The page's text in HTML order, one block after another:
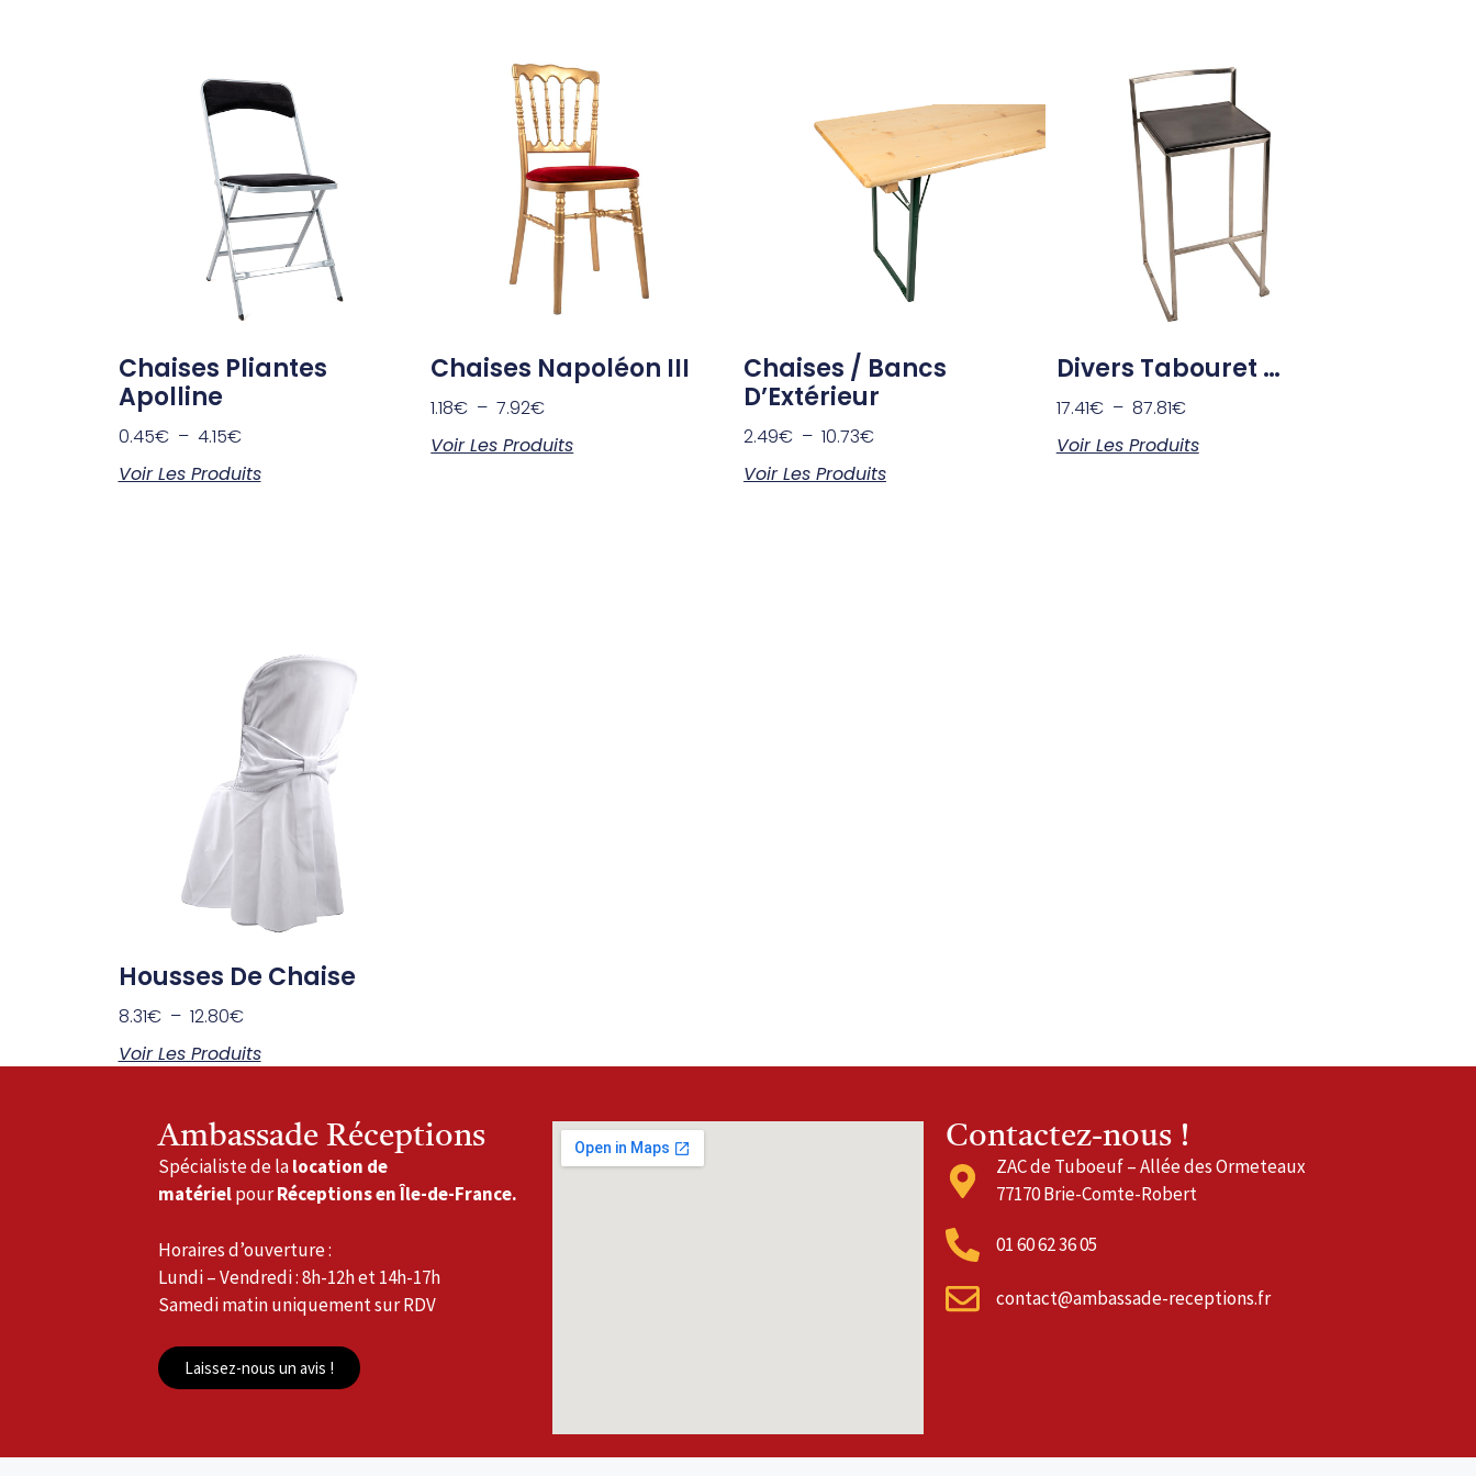
Chaises Pliantes
Apolline
0.45€ – 4.15€
Voir Les Produits
Chaises Napoléon III
1.18€ – 7.92€
Voir Les Produits
Chaises / Bancs
D’Extérieur
2.49€ – 10.73€
Voir Les Produits
Divers Tabouret …
17.41€ – 87.81€
Voir Les Produits
Housses De Chaise
8.31€ – 12.80€
Voir Les Produits
Ambassade Réceptions
Spécialiste de lalocation de
matérielpourRéceptions en Île-de-France.
Horaires d’ouverture :
Lundi – Vendredi : 8h-12h et 14h-17h
Samedi matin uniquement sur RDV
Laissez-nous un avis !
Contactez-nous !
ZAC de Tuboeuf – Allée des Ormeteaux
77170 Brie-Comte-Robert
01 60 62 36 05
contact@ambassade-receptions.fr